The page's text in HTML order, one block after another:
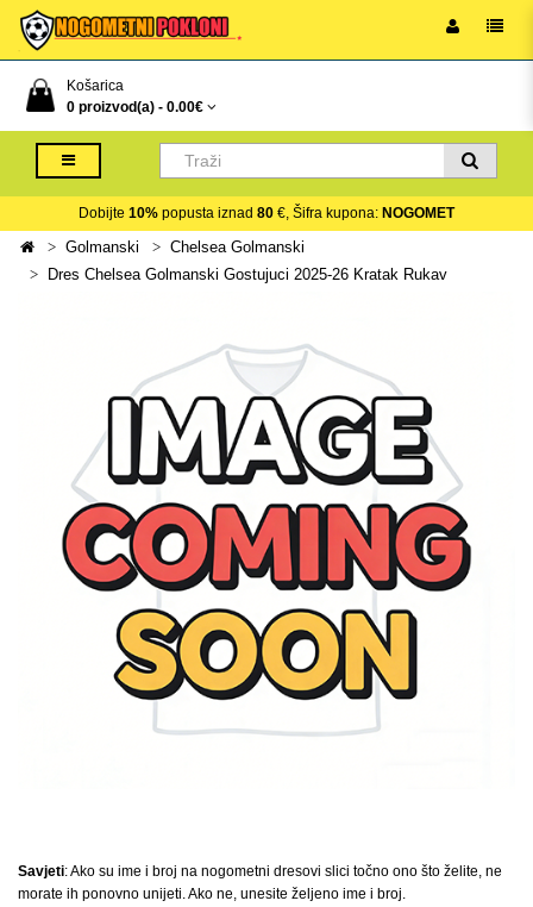
Košarica
0 proizvod(a) - 0.00€
Dobijte 10% popusta iznad 80 €, Šifra kupona: NOGOMET
Golmanski
Chelsea Golmanski
Dres Chelsea Golmanski Gostujuci 2025-26 Kratak Rukav
Savjeti: Ako su ime i broj na nogometni dresovi slici točno ono što želite, ne
morate ih ponovno unijeti. Ako ne, unesite željeno ime i broj.